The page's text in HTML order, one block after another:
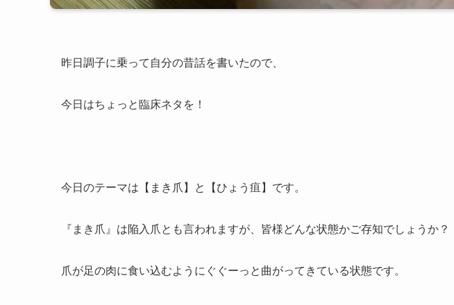
昨日調子に乗って自分の昔話を書いたので、
今日はちょっと臨床ネタを！
今日のテーマは【まき爪】と【ひょう疽】です。
『まき爪』は陥入爪とも言われますが、皆様どんな状態かご存知でしょうか？
爪が足の肉に食い込むようにぐぐーっと曲がってきている状態です。